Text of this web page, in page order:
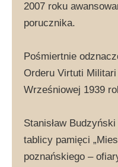
2007 roku
porucznika.
Pośmiertnie
Orderu Virtuti
Wrześniowej 1939
Stanisław
tablicy pamięci
poznańskiego –